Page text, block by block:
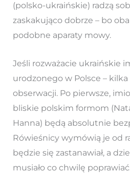
(polsko-ukraińskie) radzą
zaskakująco dobrze – bo
podobne aparaty mowy.
Jeśli rozważacie ukraińskie
urodzonego w Polsce –
obserwacji. Po pierwsze,
bliskie polskim formom
Hanna) będą absolutnie
Rówieśnicy wymówią je od
będzie się zastanawiał, a
musiało co chwilę